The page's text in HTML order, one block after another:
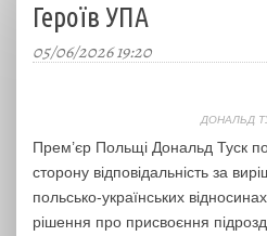
Героїв УПА
05/06/2026 19:20
ДОНАЛЬД
Прем’єр Польщі Дональд Туск
сторону відповідальність за
польсько-українських
рішення про присвоєння